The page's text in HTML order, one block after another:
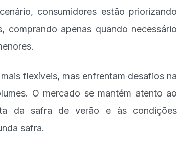
consumidores estão priorizando
comprando apenas quando necessário
flexíveis, mas enfrentam desafios na
O mercado se mantém atento ao
da safra de verão e às condições
safra.